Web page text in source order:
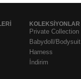
KOLEKSIYONLAR
Private Collection
Babydoll/Bodysuit
Harness
İndirim